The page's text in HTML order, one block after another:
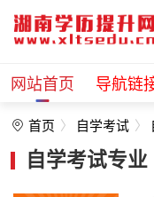
网站首页 导航链
首页 自学考试
自学考试专业